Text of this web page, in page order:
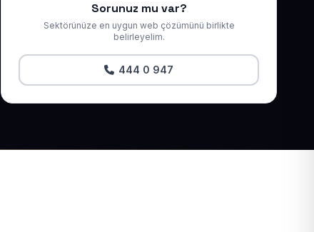
Sorunuz mu var?
Sektörünüze en uygun web çözümünü birlikte
belirleyelim.
444 0 947